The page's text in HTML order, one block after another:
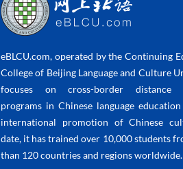
eBLCU.com, operated by the Continuing
College of Beijing Language and Culture
focuses on cross-border distance
programs in Chinese language
international promotion of Chinese
date, it has trained over 10,000 students
than 120 countries and regions worldwide.